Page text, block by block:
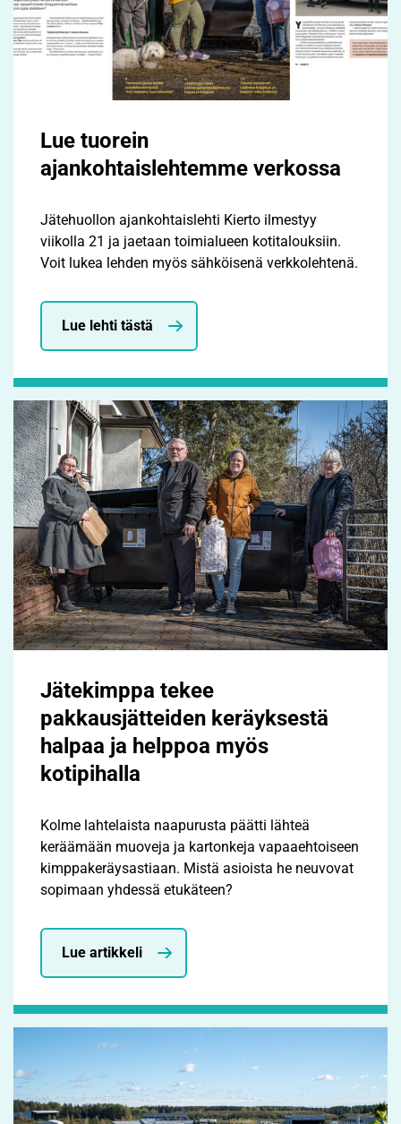
Lue tuorein
ajankohtaislehtemme verkossa
Jätehuollon ajankohtaislehti Kierto ilmestyy
viikolla 21 ja jaetaan toimialueen kotitalouksiin.
Voit lukea lehden myös sähköisenä verkkolehtenä.
Lue lehti tästä
Jätekimppa tekee
pakkausjätteiden keräyksestä
halpaa ja helppoa myös
kotipihalla
Kolme lahtelaista naapurusta päätti lähteä
keräämään muoveja ja kartonkeja vapaaehtoiseen
kimppakeräysastiaan. Mistä asioista he neuvovat
sopimaan yhdessä etukäteen?
Lue artikkeli